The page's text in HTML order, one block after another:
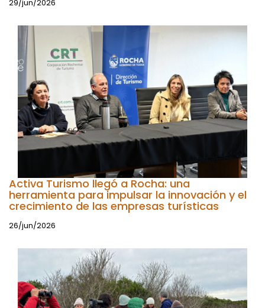
29/jun/2026
Activa Turismo llegó a Rocha: una
herramienta para impulsar la innovación y el
crecimiento de las empresas turísticas
26/jun/2026